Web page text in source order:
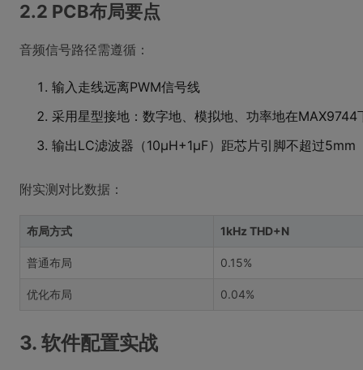
2.2 PCB布局要点
音频信号路径需遵循：
输入走线远离PWM信号线
采用星型接地：数字地、模拟地、功率地在MAX9744
输出LC滤波器（10μH+1μF）距芯片引脚不超过5mm
附实测对比数据：
布局方式 1kHz THD+N
普通布局 0.15%
优化布局 0.04%
3. 软件配置实战